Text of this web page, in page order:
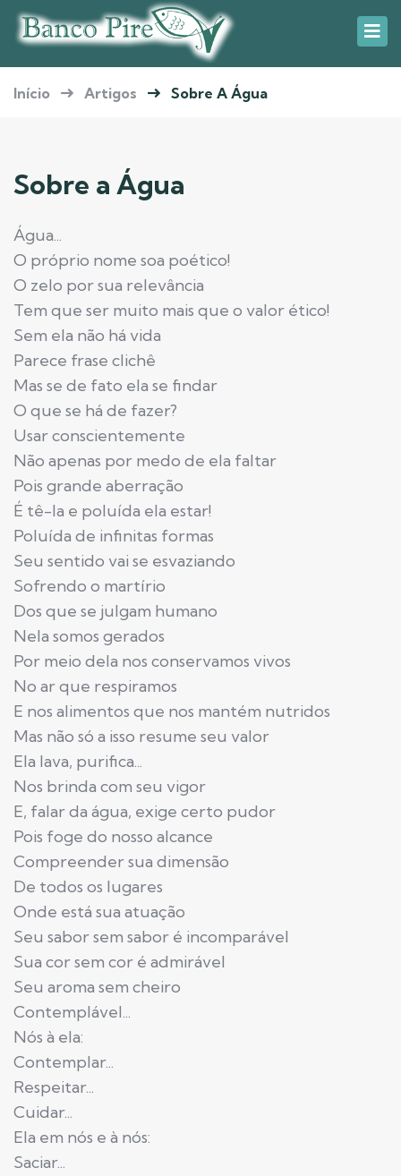
Início Artigos Sobre A Água
Sobre a Água
Água...
O próprio nome soa poético!
O zelo por sua relevância
Tem que ser muito mais que o valor ético!
Sem ela não há vida
Parece frase clichê
Mas se de fato ela se findar
O que se há de fazer?
Usar conscientemente
Não apenas por medo de ela faltar
Pois grande aberração
É tê-la e poluída ela estar!
Poluída de infinitas formas
Seu sentido vai se esvaziando
Sofrendo o martírio
Dos que se julgam humano
Nela somos gerados
Por meio dela nos conservamos vivos
No ar que respiramos
E nos alimentos que nos mantém nutridos
Mas não só a isso resume seu valor
Ela lava, purifica...
Nos brinda com seu vigor
E, falar da água, exige certo pudor
Pois foge do nosso alcance
Compreender sua dimensão
De todos os lugares
Onde está sua atuação
Seu sabor sem sabor é incomparável
Sua cor sem cor é admirável
Seu aroma sem cheiro
Contemplável...
Nós à ela:
Contemplar...
Respeitar...
Cuidar...
Ela em nós e à nós:
Saciar...